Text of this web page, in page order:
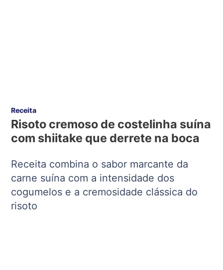
Receita
Risoto cremoso de costelinha suína
com shiitake que derrete na boca
Receita combina o sabor marcante da
carne suína com a intensidade dos
cogumelos e a cremosidade clássica do
risoto